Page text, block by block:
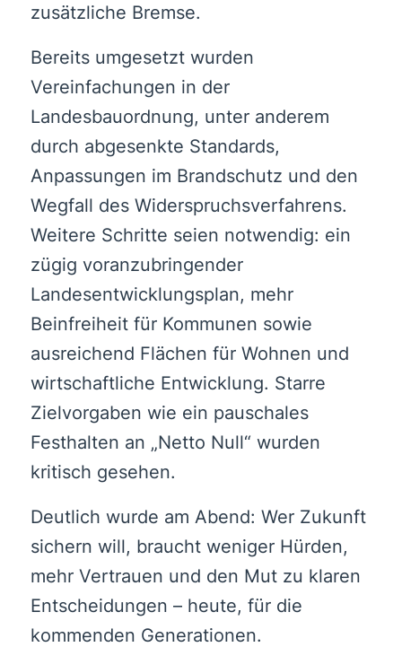
zusätzliche Bremse.
Bereits umgesetzt wurden
Vereinfachungen in der
Landesbauordnung, unter anderem
durch abgesenkte Standards,
Anpassungen im Brandschutz und den
Wegfall des Widerspruchsverfahrens.
Weitere Schritte seien notwendig: ein
zügig voranzubringender
Landesentwicklungsplan, mehr
Beinfreiheit für Kommunen sowie
ausreichend Flächen für Wohnen und
wirtschaftliche Entwicklung. Starre
Zielvorgaben wie ein pauschales
Festhalten an „Netto Null“ wurden
kritisch gesehen.
Deutlich wurde am Abend: Wer Zukunft
sichern will, braucht weniger Hürden,
mehr Vertrauen und den Mut zu klaren
Entscheidungen – heute, für die
kommenden Generationen.